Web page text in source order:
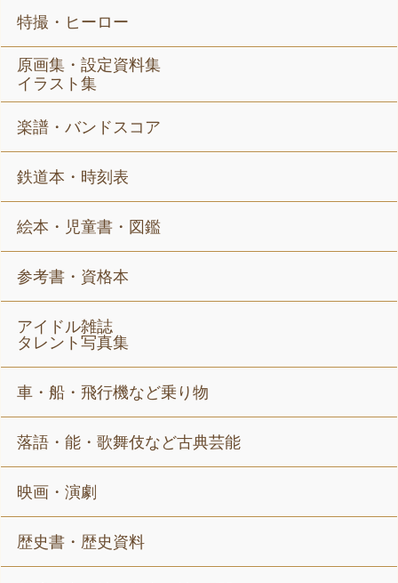
特撮・ヒーロー
原画集・設定資料集
イラスト集
楽譜・バンドスコア
鉄道本・時刻表
絵本・児童書・図鑑
参考書・資格本
アイドル雑誌
タレント写真集
車・船・飛行機など乗り物
落語・能・歌舞伎など古典芸能
映画・演劇
歴史書・歴史資料